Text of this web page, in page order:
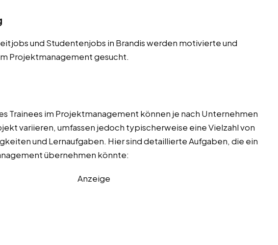
und Studentenjobs in Brandis werden motivierte und
Projektmanagement gesucht.
Trainees im Projektmanagement können je nach Unternehmen
variieren, umfassen jedoch typischerweise eine Vielzahl von
und Lernaufgaben. Hier sind detaillierte Aufgaben, die ein
übernehmen könnte:
Anzeige